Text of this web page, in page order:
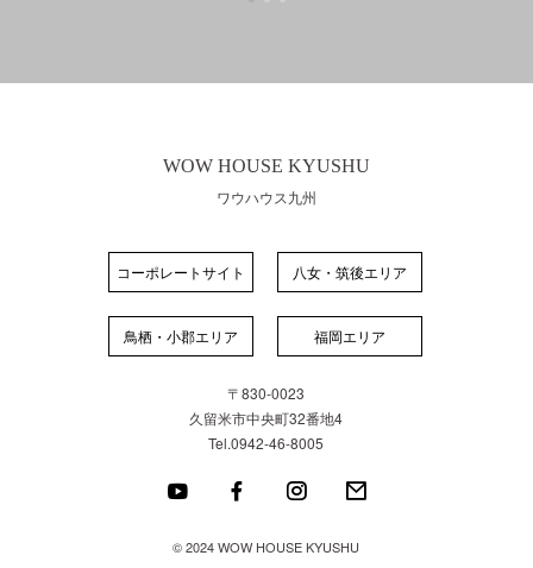
WOW HOUSE KYUSHU
ワウハウス九州
コーポレートサイト ⼋⼥・筑後エリア
⿃栖・⼩郡エリア 福岡エリア
〒830-0023
久留米市中央町32番地4
Tel.0942-46-8005
© 2024 WOW HOUSE KYUSHU